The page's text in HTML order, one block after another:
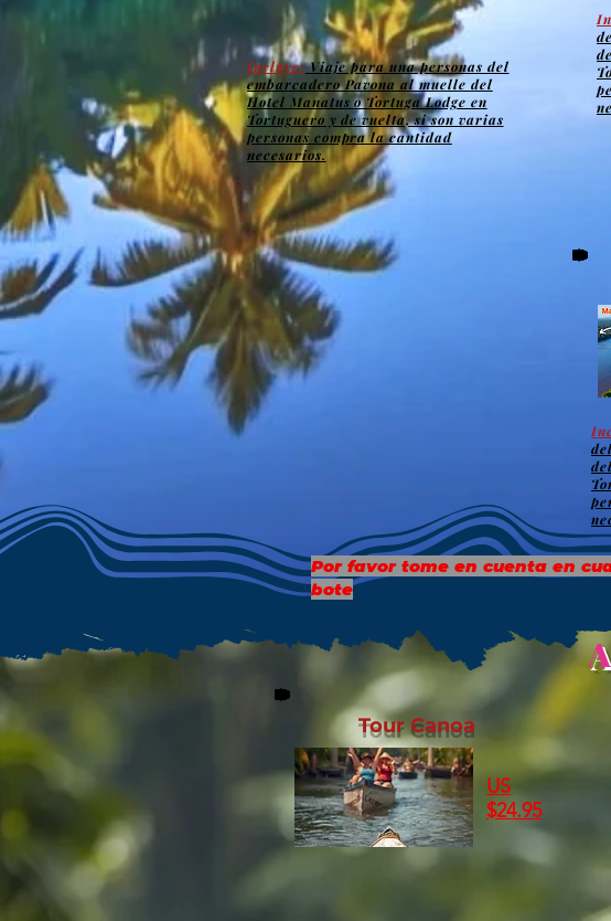
Incluye:Viaje para una personas del
embarcadero Pavona al muelle del
Hotel Manatus o Tortuga Lodge en
Tortuguero y de vuelta, si son varias
personas compra la cantidad
necesarios.
Por favor tome en cuenta en
bote
Tour Canoa
US
$24.95